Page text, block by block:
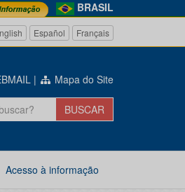
BRASIL
Español Français
| Mapa do Site
Acesso à informação